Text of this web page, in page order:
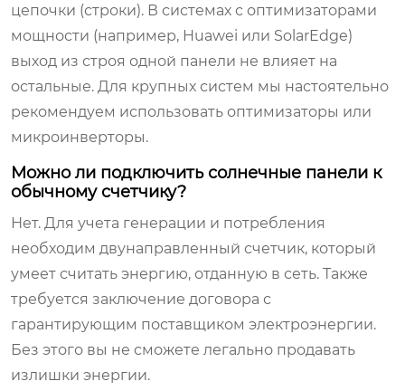
цепочки (строки). В системах с оптимизаторами
мощности (например, Huawei или SolarEdge)
выход из строя одной панели не влияет на
остальные. Для крупных систем мы настоятельно
рекомендуем использовать оптимизаторы или
микроинверторы.
Можно ли подключить солнечные панели к
обычному счетчику?
Нет. Для учета генерации и потребления
необходим двунаправленный счетчик, который
умеет считать энергию, отданную в сеть. Также
требуется заключение договора с
гарантирующим поставщиком электроэнергии.
Без этого вы не сможете легально продавать
излишки энергии.